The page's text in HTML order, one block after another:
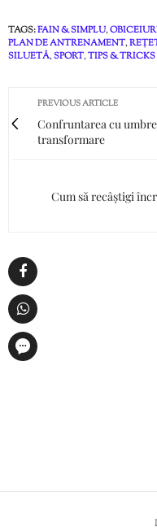
TAGS:FAIN & SIMPLU,
PLAN DE ANTRENAMENT,
SILUETĂ,SPORT,TIPS & TRICKS
PREVIOUS ARTICLE
Confruntarea cu
transformare
Cum să recâștigi